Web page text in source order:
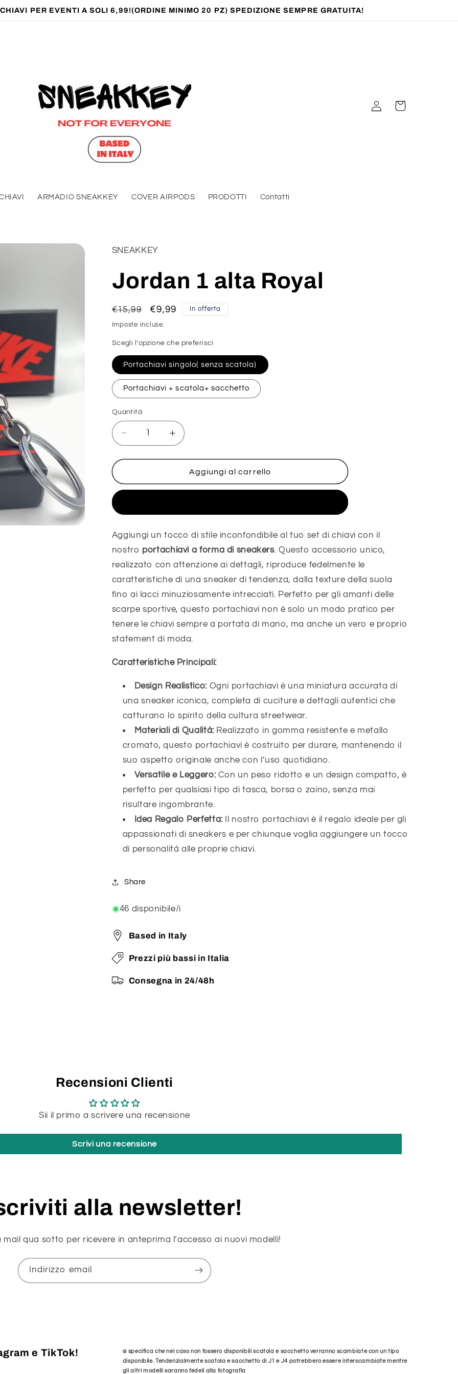
PER EVENTI A SOLI 6,99!(ORDINE MINIMO 20 PZ) SPEDIZIONE SEMPRE GRATUITA!
ARMADIO SNEAKKEY COVER AIRPODS PRODOTTI Contatti
Accedi Carrello
SNEAKKEY
Jordan 1 alta Royal
Prezzo
di
€15,99
Prezzo
scontato
€9,99 In offerta
Imposte incluse.
Scegli l'opzione che preferisci
Portachiavi singolo( senza scatola)
Portachiavi + scatola+ sacchetto
Quantità
Diminuisci
quantità
per
1
Aumenta
quantità
per
Jordan
1
Aggiungi al carrello
Aggiungi un tocco di stile inconfondibile al tuo set di chiavi con il
nostro portachiavi a forma di sneakers. Questo accessorio unico,
realizzato con attenzione ai dettagli, riproduce fedelmente le
caratteristiche di una sneaker di tendenza, dalla texture della suola
fino ai lacci minuziosamente intrecciati. Perfetto per gli amanti delle
scarpe sportive, questo portachiavi non è solo un modo pratico per
tenere le chiavi sempre a portata di mano, ma anche un vero e proprio
statement di moda.
Caratteristiche Principali:
Design Realistico:Ogni portachiavi è una miniatura accurata di
una sneaker iconica, completa di cuciture e dettagli autentici che
catturano lo spirito della cultura streetwear.
Materiali di Qualità:Realizzato in gomma resistente e metallo
cromato, questo portachiavi è costruito per durare, mantenendo il
suo aspetto originale anche con l’uso quotidiano.
Versatile e Leggero:Con un peso ridotto e un design compatto, è
perfetto per qualsiasi tipo di tasca, borsa o zaino, senza mai
risultare ingombrante.
Idea Regalo Perfetta:Il nostro portachiavi è il regalo ideale per gli
appassionati di sneakers e per chiunque voglia aggiungere un tocco
di personalità alle proprie chiavi.
Share
46 disponibile/i
Based in Italy
Prezzi più bassi in Italia
Consegna in 24/48h
Recensioni Clienti
Sii il primo a scrivere una recensione
Scrivi una recensione
alla newsletter!
mail qua sotto per ricevere in anteprima l’accesso ai nuovi modelli!
Indirizzo email
e TikTok!
si specifica che nel caso non fossero disponibili scatola e sacchetto verranno scambiate con un tipo
disponibile. Tendenzialmente scatola e sacchetto di J1 e J4 potrebbero essere interscambiate mentre
gli altri modelli saranno fedeli alla fotografia